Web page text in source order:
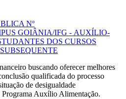
Nº
GOIÂNIA/IFG - AUXÍLIO-
DOS CURSOS
buscando oferecer melhores
qualificada do processo
de desigualdade
Auxílio Alimentação.